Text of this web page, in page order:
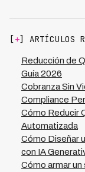
hasta 70%
competitivas,
lenguaje
resolución.
ofrecer plazos
plataforma
cumplimiento
LATAM
rentable.
[ +] ARTÍCULOS
Reducción de
Guía 2026
Cobranza Sin
Compliance
Cómo Reducir
Automatizada
Cómo Diseñar
con IA
Cómo armar